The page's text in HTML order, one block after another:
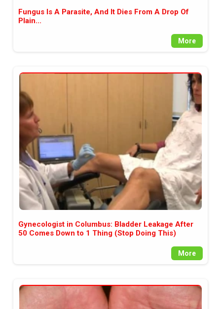
Fungus Is A Parasite, And It Dies From A Drop Of
Plain...
More
Gynecologist in Columbus: Bladder Leakage After
50 Comes Down to 1 Thing (Stop Doing This)
More